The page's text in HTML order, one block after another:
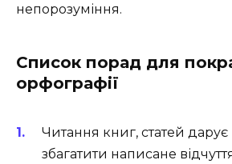
непорозуміння.
Список порад для
орфографії
Читання книг, статей дарує
збагатити написане